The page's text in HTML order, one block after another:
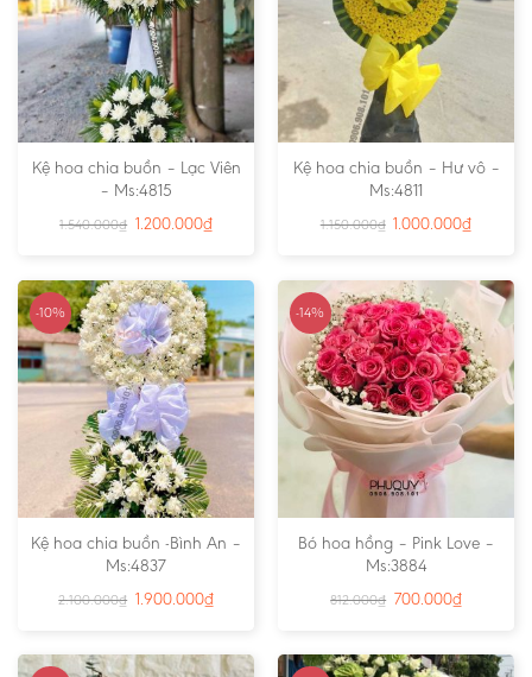
Kệ hoa chia buồn – Lạc Viên
– Ms:4815
1.540.000₫ 1.200.000₫
Kệ hoa chia buồn – Hư vô –
Ms:4811
1.150.000₫ 1.000.000₫
-10%
Kệ hoa chia buồn -Bình An –
Ms:4837
2.100.000₫ 1.900.000₫
-14%
Bó hoa hồng – Pink Love –
Ms:3884
812.000₫ 700.000₫